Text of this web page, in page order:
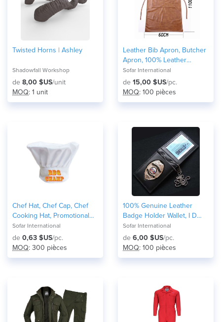
Twisted Horns | Ashley
Shadowfall Workshop
de 8,00 $US/unit
MOQ: 1 unit
Leather Bib Apron, Butcher
Apron, 100% Leather
Welding Aprons
Sofar International
de 15,00 $US/pc.
MOQ: 100 pièces
Chef Hat, Chef Cap, Chef
Cooking Hat, Promotional
Chef Hat
Sofar International
de 0,63 $US/pc.
MOQ: 300 pièces
100% Genuine Leather
Badge Holder Wallet, I D
Card Holder, Neck Leather
Wallet
Sofar International
de 6,00 $US/pc.
MOQ: 100 pièces